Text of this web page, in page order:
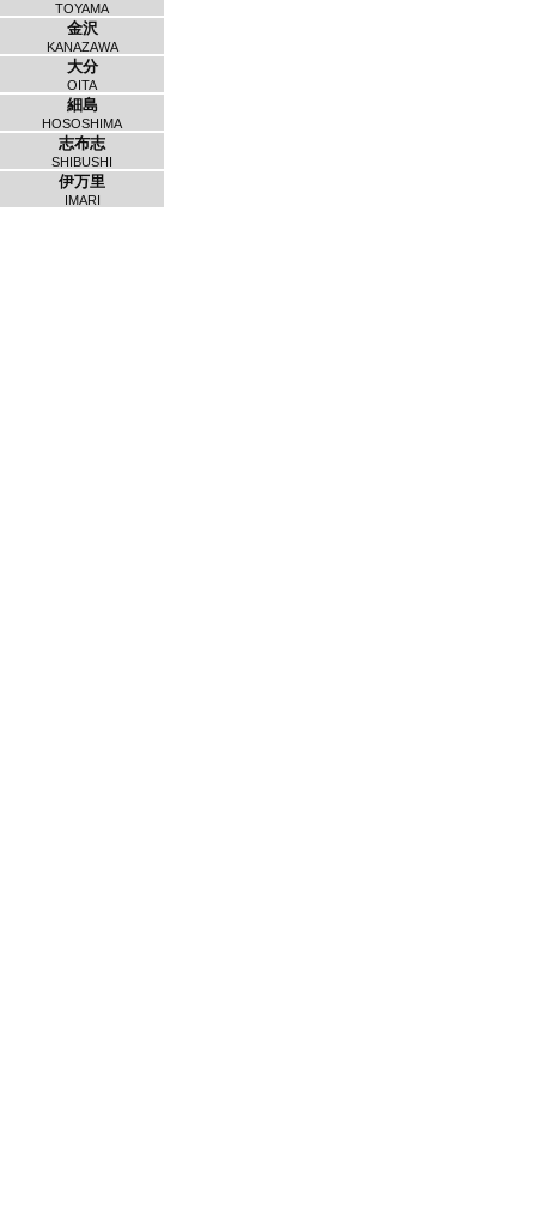
TOYAMA
金沢
KANAZAWA
大分
OITA
細島
HOSOSHIMA
志布志
SHIBUSHI
伊万里
IMARI